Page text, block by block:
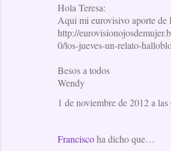
Hola Teresa:
Aqui mi eurovisivo aporte de
http://
0/los-jueves-un-relato-
Besos a todos
Wendy
1 de noviembre de 2012 a
Franciscoha dicho que…